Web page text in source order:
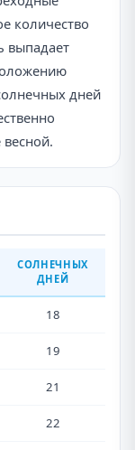
количество
выпадает
дней
СОЛНЕЧНЫХ
ДНЕЙ
18
19
21
22